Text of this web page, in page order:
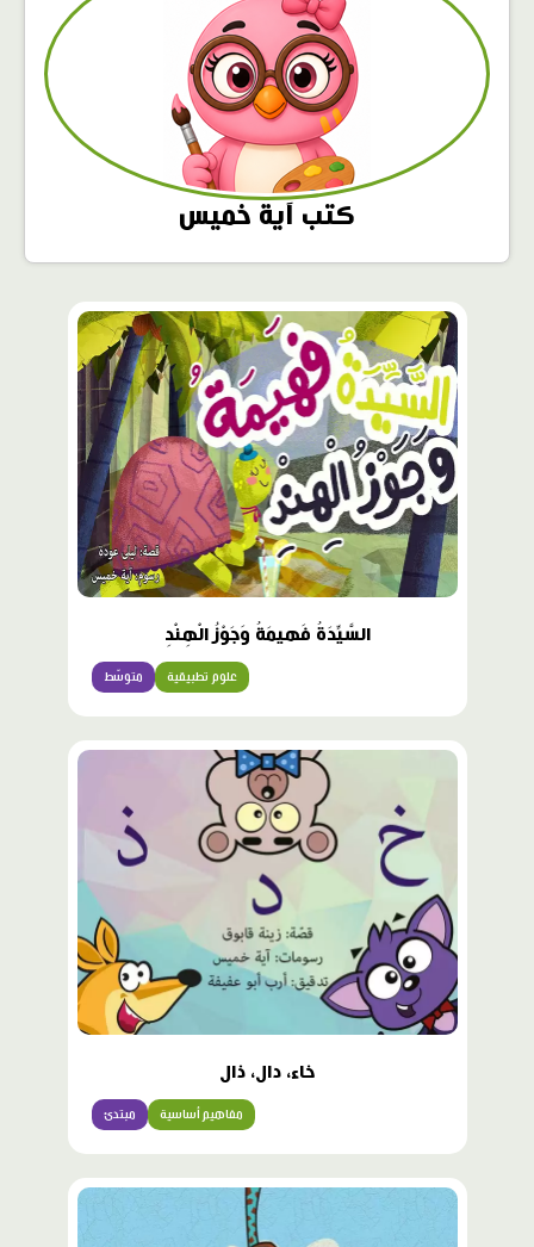
كتب آية خميس
السَّيِّدَةُ فَهيمَةُ وَجَوْزُ الْهِنْدِ
متوسّط علوم تطبيقية
خاء، دال، ذال
مبتدئ مفاهيم أساسية